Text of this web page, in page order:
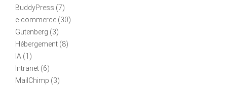
BuddyPress (7)
e-commerce (30)
Gutenberg (3)
Hébergement (8)
IA (1)
Intranet (6)
MailChimp (3)